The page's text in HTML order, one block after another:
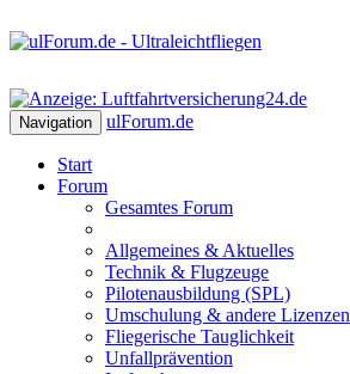
Navigation ulForum.de
Start
Forum
Gesamtes Forum
Allgemeines & Aktuelles
Technik & Flugzeuge
Pilotenausbildung (SPL)
Umschulung & andere Lizenzen
Fliegerische Tauglichkeit
Unfallprävention